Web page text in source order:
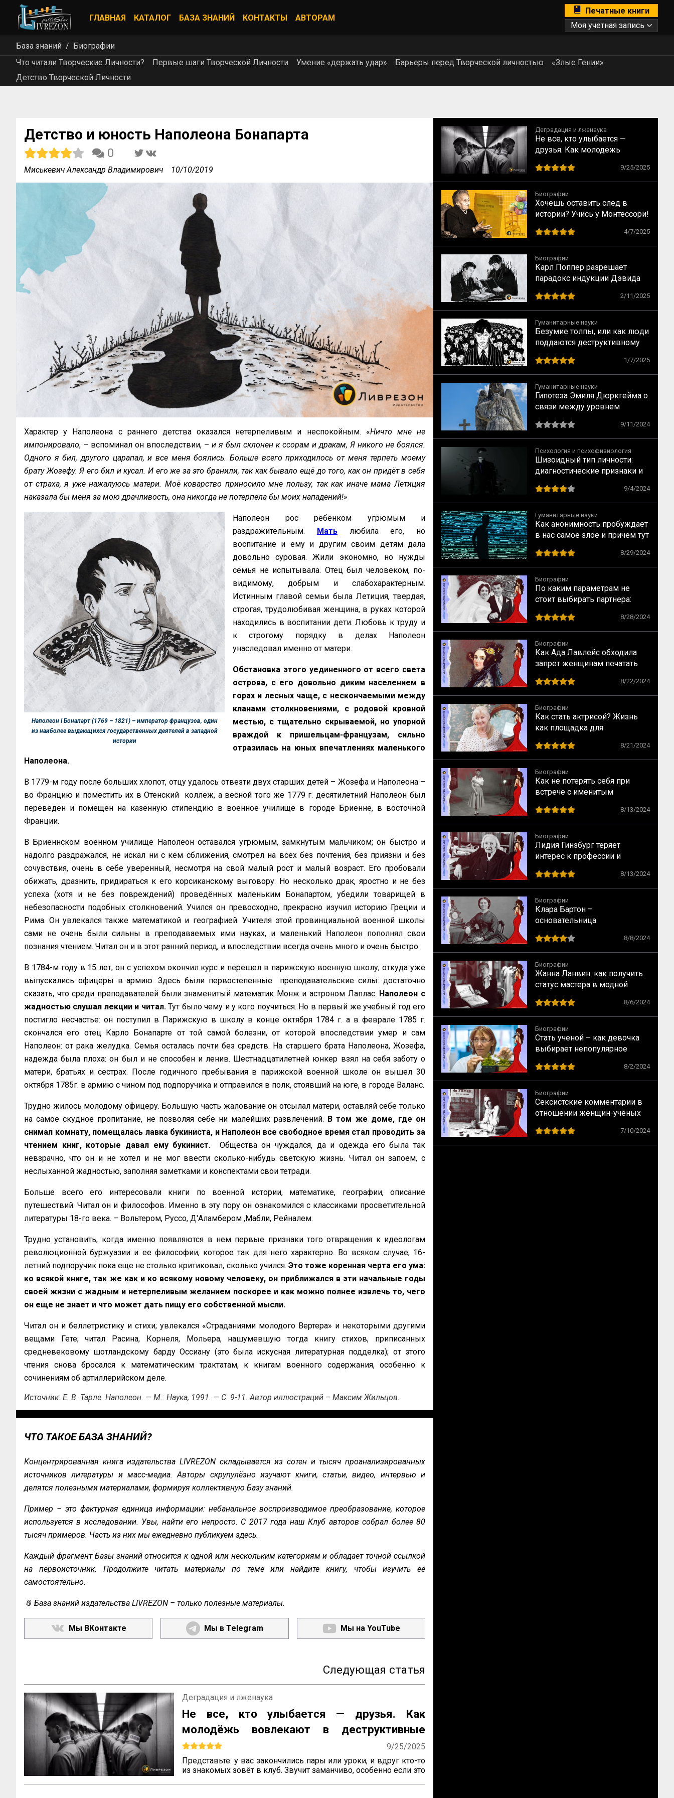
ГЛАВНАЯ КАТАЛОГ БАЗА ЗНАНИЙ КОНТАКТЫ АВТОРАМ
Печатные книги
Моя учетная запись
База знаний
Биографии
Что читали Творческие Личности?
Первые шаги Творческой Личности Умение «держать удар» Барьеры перед Творческой личностью
«Злые Гении»
Детство Творческой Личности
Детство и юность Наполеона Бонапарта
0
Миськевич Александр Владимирович 10/10/2019
Характер у Наполеона с раннего детства оказался нетерпеливым и неспокойным. «Ничто мне не
импонировало, – вспоминал он впоследствии, – и я был склонен к ссорам и дракам, Я никого не боялся.
Одного я бил, другого царапал, и все меня боялись. Больше всего приходилось от меня терпеть моему
брату Жозефу. Я его бил и кусал. И его же за это бранили, так как бывало ещё до того, как он придёт в себя
от страха, я уже нажалуюсь матери. Моё коварство приносило мне пользу, так как иначе мама Летиция
наказала бы меня за мою драчливость, она никогда не потерпела бы моих нападений!»
Наполеон I Бонапарт (1769 – 1821) – император французов, один
из наиболее выдающихся государственных деятелей в западной
истории
Наполеон рос ребёнком угрюмым и
раздражительным. Матьлюбила его, но
воспитание и ему и другим своим детям дала
довольно суровая. Жили экономно, но нужды
семья не испытывала. Отец был человеком, по-
видимому, добрым и слабохарактерным.
Истинным главой семьи была Летиция, твердая,
строгая, трудолюбивая женщина, в руках которой
находились в воспитании дети. Любовь к труду и
к строгому порядку в делах Наполеон
унаследовал именно от матери.
Обстановка этого уединенного от всего света
острова, с его довольно диким населением в
горах и лесных чаще, с нескончаемыми между
кланами столкновениями, с родовой кровной
местью, с тщательно скрываемой, но упорной
враждой к пришельцам-французам, сильно
отразилась на юных впечатлениях маленького
Наполеона.
В 1779-м году после больших хлопот, отцу удалось отвезти двух старших детей – Жозефа и Наполеона –
во Францию и поместить их в Отенский коллеж, а весной того же 1779 г. десятилетний Наполеон был
переведён и помещен на казённую стипендию в военное училище в городе Бриенне, в восточной
Франции.
В Бриеннском военном училище Наполеон оставался угрюмым, замкнутым мальчиком; он быстро и
надолго раздражался, не искал ни с кем сближения, смотрел на всех без почтения, без приязни и без
сочувствия, очень в себе уверенный, несмотря на свой малый рост и малый возраст. Его пробовали
обижать, дразнить, придираться к его корсиканскому выговору. Но несколько драк, яростно и не без
успеха (хотя и не без повреждений) проведённых маленьким Бонапартом, убедили товарищей в
небезопасности подобных столкновений. Учился он превосходно, прекрасно изучил историю Греции и
Рима. Он увлекался также математикой и географией. Учителя этой провинциальной военной школы
сами не очень были сильны в преподаваемых ими науках, и маленький Наполеон пополнял свои
познания чтением. Читал он и в этот ранний период, и впоследствии всегда очень много и очень быстро.
В 1784-м году в 15 лет, он с успехом окончил курс и перешел в парижскую военную школу, откуда уже
выпускались офицеры в армию. Здесь были первостепенные преподавательские силы: достаточно
сказать, что среди преподавателей были знаменитый математик Монж и астроном Лаплас. Наполеон с
жадностью слушал лекции и читал.Тут было чему и у кого поучиться. Но в первый же учебный год его
постигло несчастье: он поступил в Парижскую в школу в конце октября 1784 г. а в феврале 1785 г.
скончался его отец Карло Бонапарте от той самой болезни, от которой впоследствии умер и сам
Наполеон: от рака желудка. Семья осталась почти без средств. На старшего брата Наполеона, Жозефа,
надежда была плоха: он был и не способен и ленив. Шестнадцатилетней юнкер взял на себя заботу о
матери, братьях и сёстрах. После годичного пребывания в парижской военной школе он вышел 30
октября 1785г. в армию с чином под подпоручика и отправился в полк, стоявший на юге, в городе Валанс.
Трудно жилось молодому офицеру. Большую часть жалование он отсылал матери, оставляй себе только
на самое скудное пропитание, не позволяя себе ни малейших развлечений. В том же доме, где он
снимал комнату, помещалась лавка букиниста, и Наполеон все свободное время стал проводить за
чтением книг, которые давал ему букинист. Общества он чуждался, да и одежда его была так
невзрачно, что он и не хотел и не мог ввести сколько-нибудь светскую жизнь. Читал он запоем, с
неслыханной жадностью, заполняя заметками и конспектами свои тетради.
Больше всего его интересовали книги по военной истории, математике, географии, описание
путешествий. Читал он и философов. Именно в эту пору он ознакомился с классиками просветительной
литературы 18-го века. – Вольтером, Руссо, Д'Аламбером ,Мабли, Рейналем.
Трудно установить, когда именно появляются в нем первые признаки того отвращения к идеологам
революционной буржуазии и ее философии, которое так для него характерно. Во всяком случае, 16-
летний подпоручик пока еще не столько критиковал, сколько учился. Это тоже коренная черта его ума:
ко всякой книге, так же как и ко всякому новому человеку, он приближался в эти начальные годы
своей жизни с жадным и нетерпеливым желанием поскорее и как можно полнее извлечь то, чего
он еще не знает и что может дать пищу его собственной мысли.
Читал он и беллетристику и стихи; увлекался «Страданиями молодого Вертера» и некоторыми другими
вещами Гете; читал Расина, Корнеля, Мольера, нашумевшую тогда книгу стихов, приписанных
средневековому шотландскому барду Оссиану (это была искусная литературная подделка); от этого
чтения снова бросался к математическим трактатам, к книгам военного содержания, особенно к
сочинениям об артиллерийском деле.
Источник: Е. В. Тарле. Наполеон. — М.: Наука, 1991. — С. 9-11. Автор иллюстраций – Максим Жильцов.
ЧТО ТАКОЕ БАЗА ЗНАНИЙ?
Концентрированная книга издательства LIVREZON складывается из сотен и тысяч проанализированных
источников литературы и масс-медиа. Авторы скрупулёзно изучают книги, статьи, видео, интервью и
делятся полезными материалами, формируя коллективную Базу знаний.
Пример – это фактурная единица информации: небанальное воспроизводимое преобразование, которое
используется в исследовании. Увы, найти его непросто. С 2017 года наш Клуб авторов собрал более 80
тысяч примеров. Часть из них мы ежедневно публикуем здесь.
Каждый фрагмент Базы знаний относится к одной или нескольким категориям и обладает точной ссылкой
на первоисточник. Продолжите читать материалы по теме или найдите книгу, чтобы изучить её
самостоятельно.
📎 База знаний издательства LIVREZON – только полезные материалы.
Мы ВКонтакте Мы в Telegram Мы на YouTube
Следующая статья
Деградация и лженаука
Не все, кто улыбается — друзья. Как
молодёжь вовлекают в деструктивные
сообщества
9/25/2025
Представьте: у вас закончились пары или уроки, и вдруг кто-то
из знакомых зовёт в клуб. Звучит заманчиво, особенно если это
Деградация и лженаука
Не все, кто улыбается —
друзья. Как молодёжь
сообщества
9/25/2025
Биографии
Хочешь оставить след в
истории? Учись у Монтессори!
наследие
4/7/2025
Биографии
Карл Поппер разрешает
парадокс индукции Дэвида
2/11/2025
Гуманитарные науки
Безумие толпы, или как люди
поддаются деструктивному
1/7/2025
Гуманитарные науки
Гипотеза Эмиля Дюркгейма о
связи между уровнем
самоубийств
9/11/2024
Психология и психофизиология
Шизоидный тип личности:
диагностические признаки и
взаимодействию от КГБ9/4/2024
Гуманитарные науки
Как анонимность пробуждает
в нас самое злое и причем тут
8/29/2024
Биографии
По каким параметрам не
стоит выбирать партнера:
8/28/2024
Биографии
Как Ада Лавлейс обходила
запрет женщинам печатать
8/22/2024
Биографии
Как стать актрисой? Жизнь
как площадка для
8/21/2024
Биографии
Как не потерять себя при
встрече с именитым
Хепбёрн
8/13/2024
Биографии
Лидия Гинзбург теряет
интерес к профессии и
8/13/2024
Биографии
Клара Бартон –
основательница
Креста
8/8/2024
Биографии
Жанна Ланвин: как получить
статус мастера в модной
8/6/2024
Биографии
Стать ученой – как девочка
выбирает непопулярное
8/2/2024
Биографии
Сексистские комментарии в
отношении женщин-учёных
7/10/2024